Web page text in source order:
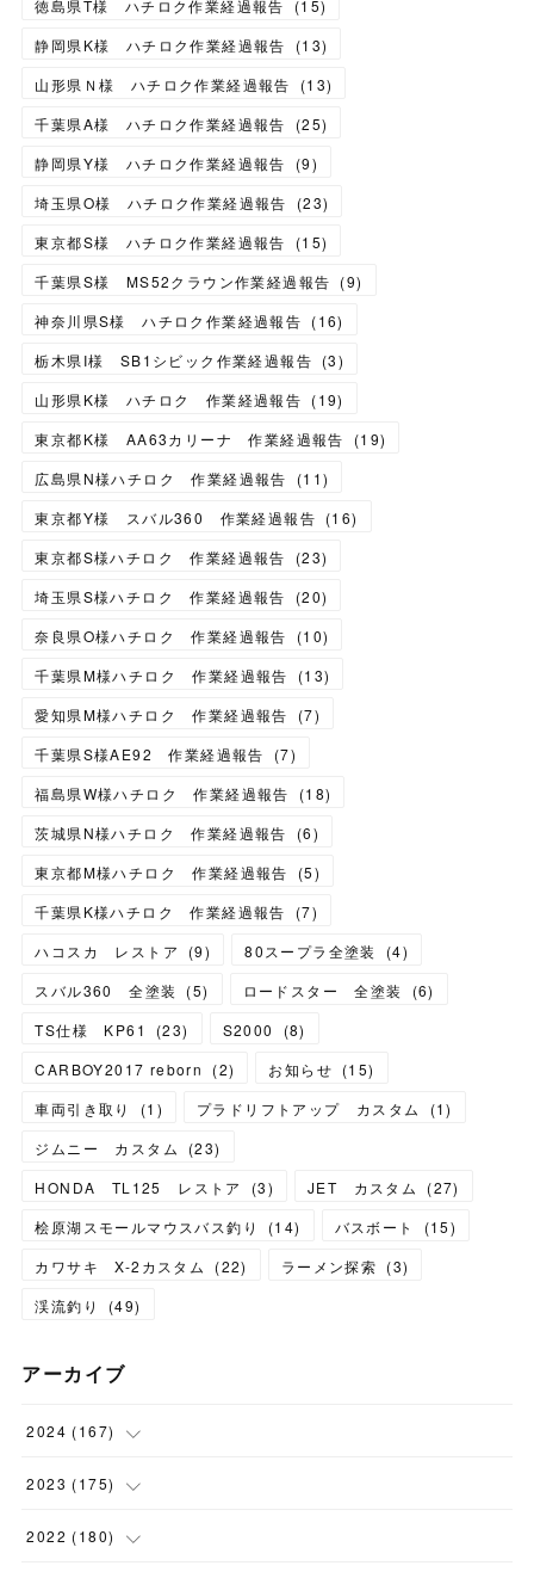
徳島県T様 ハチロク作業経過報告
(15)
静岡県K様 ハチロク作業経過報告
(13)
山形県Ｎ様 ハチロク作業経過報告
(13)
千葉県A様 ハチロク作業経過報告
(25)
静岡県Y様 ハチロク作業経過報告
(9)
埼玉県O様 ハチロク作業経過報告
(23)
東京都S様 ハチロク作業経過報告
(15)
千葉県S様 MS52クラウン作業経過報告 (9)
神奈川県S様 ハチロク作業経過報告 (16)
栃木県I様 SB1シビック作業経過報告 (3)
山形県K様 ハチロク 作業経過報告 (19)
東京都K様 AA63カリーナ 作業経過報告
(19)
広島県N様ハチロク 作業経過報告
(11)
東京都Y様 スバル360 作業経過報告 (16)
東京都S様ハチロク 作業経過報告
(23)
埼玉県S様ハチロク 作業経過報告
(20)
奈良県O様ハチロク 作業経過報告
(10)
千葉県M様ハチロク 作業経過報告
(13)
愛知県M様ハチロク 作業経過報告
(7)
千葉県S様AE92 作業経過報告
(7)
福島県W様ハチロク 作業経過報告
(18)
茨城県N様ハチロク 作業経過報告
(6)
東京都M様ハチロク 作業経過報告
(5)
千葉県K様ハチロク 作業経過報告
(7)
ハコスカ レストア
(9) 80スープラ全塗装 (4)
スバル360 全塗装
(5) ロードスター 全塗装 (6)
TS仕様 KP61
(23) S2000 (8)
CARBOY2017 reborn
(2) お知らせ (15)
車両引き取り
(1 ) プラドリフトアップ カスタム (1)
ジムニー カスタム
(23)
HONDA TL125 レストア
(3) JET カスタム (27)
桧原湖スモールマウスバス釣り
(14) バスボート (15)
カワサキ X-2カスタム
(22) ラーメン探索 (3)
渓流釣り
(49)
アーカイブ
2024 (167)
(11)
(24)
2023 (175)
(12)
2022 (180)